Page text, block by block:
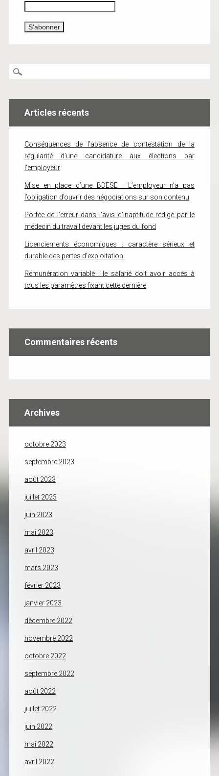
Articles récents
Conséquences de l’absence de contestation de la
régularité d’une candidature aux élections par
l’employeur
Mise en place d’une BDESE : L’employeur n’a pas
l’obligation d’ouvrir des négociations sur son contenu
Portée de l’erreur dans l’avis d’inaptitude rédigé par le
médecin du travail devant les juges du fond
Licenciements économiques : caractère sérieux et
durable des pertes d’exploitation
Rémunération variable : le salarié doit avoir accès à
tous les paramètres fixant cette dernière
Commentaires récents
Archives
octobre 2023
septembre 2023
août 2023
juillet 2023
juin 2023
mai 2023
avril 2023
mars 2023
février 2023
janvier 2023
décembre 2022
novembre 2022
octobre 2022
septembre 2022
août 2022
juillet 2022
juin 2022
mai 2022
avril 2022